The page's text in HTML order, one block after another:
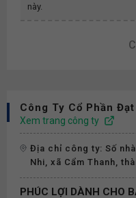
này.
Công Ty Cổ Phần
Xem trang công ty
Địa chỉ công ty: Số
Nhi, xã Cẩm Thanh,
PHÚC LỢI DÀNH CHO